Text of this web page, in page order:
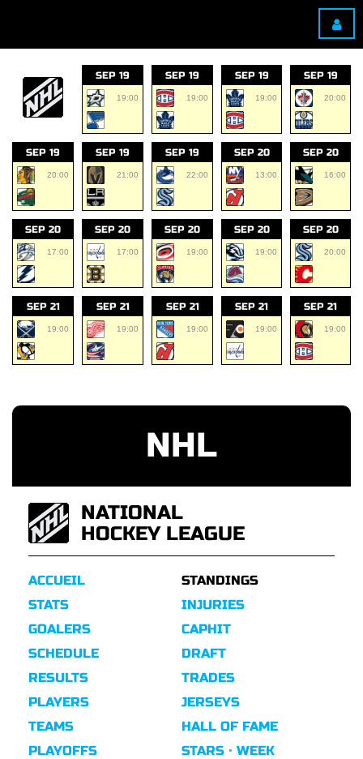
SEP 19
19:00
SEP 19
19:00
SEP 19
19:00
SEP 19
20:00
SEP 19
20:00
SEP 19
21:00
SEP 19
22:00
SEP 20
13:00
SEP 20
16:00
SEP 20
17:00
SEP 20
17:00
SEP 20
19:00
SEP 20
19:00
SEP 20
20:00
SEP 21
19:00
SEP 21
19:00
SEP 21
19:00
SEP 21
19:00
SEP 21
19:00
NHL
NATIONAL
HOCKEY LEAGUE
ACCUEIL
STATS
GOALERS
SCHEDULE
RESULTS
STANDINGS
INJURIES
CAPHIT
DRAFT
TRADES
PLAYERS
TEAMS
PLAYOFFS
JERSEYS
HALL OF FAME
STARS · WEEK